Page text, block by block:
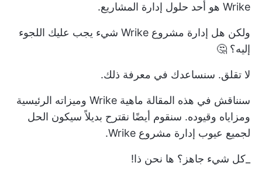
Wrike هو أحد حلول إدارة المشاريع.
ولكن هل إدارة مشروع Wrike شيء يجب عليك اللجوء
إليه؟ 🤔
لا تقلق. سنساعدك في معرفة ذلك.
سنناقش في هذه المقالة ماهية Wrike وميزاته الرئيسية
ومزاياه وقيوده. سنقوم أيضًا نقترح بديلاًسيكون الحل
لجميع عيوب إدارة مشروع Wrike.
_كل شيء جاهز؟ ها نحن ذا!